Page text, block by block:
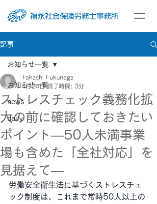
記事
お知らせ一覧
news
daily
お知らせ一覧
ストレスチェック義務化拡
大の前に確認しておきたい
ポイント―50人未満事業
場も含めた「全社対応」を
見据えて―
Takashi Fukunaga
4月24日 読了時間: 3分
労働安全衛生法に基づくストレスチェ
ック制度は、これまで常時50人以上の